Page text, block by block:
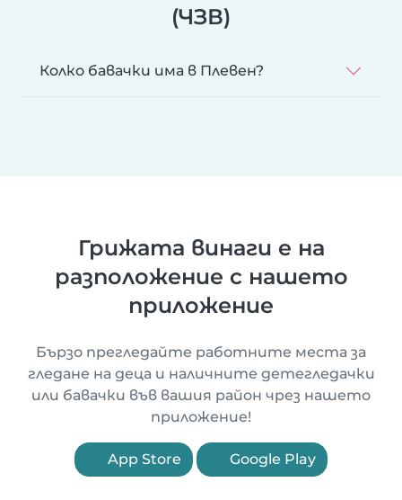
(ЧЗВ)
Колко бавачки има в Плевен?
Грижата винаги е на
разположение с нашето
приложение
Бързо прегледайте работните места за
гледане на деца и наличните детегледачки
или бавачки във вашия район чрез нашето
приложение!
App Store Google Play